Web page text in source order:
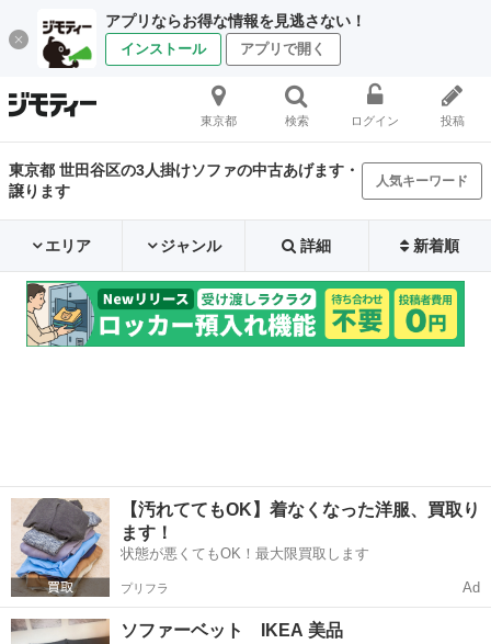
アプリならお得な情報を見逃さない！
インストール アプリで開く
東京都 検索 ログイン 投稿
東京都 世田谷区の3人掛けソファの中古あげます・
譲ります
人気キーワード
エリア ジャンル 詳細 新着順
【汚れててもOK】着なくなった洋服、買取り
ます！
状態が悪くてもOK！最大限買取します
プリフラ Ad
ソファーベット IKEA 美品